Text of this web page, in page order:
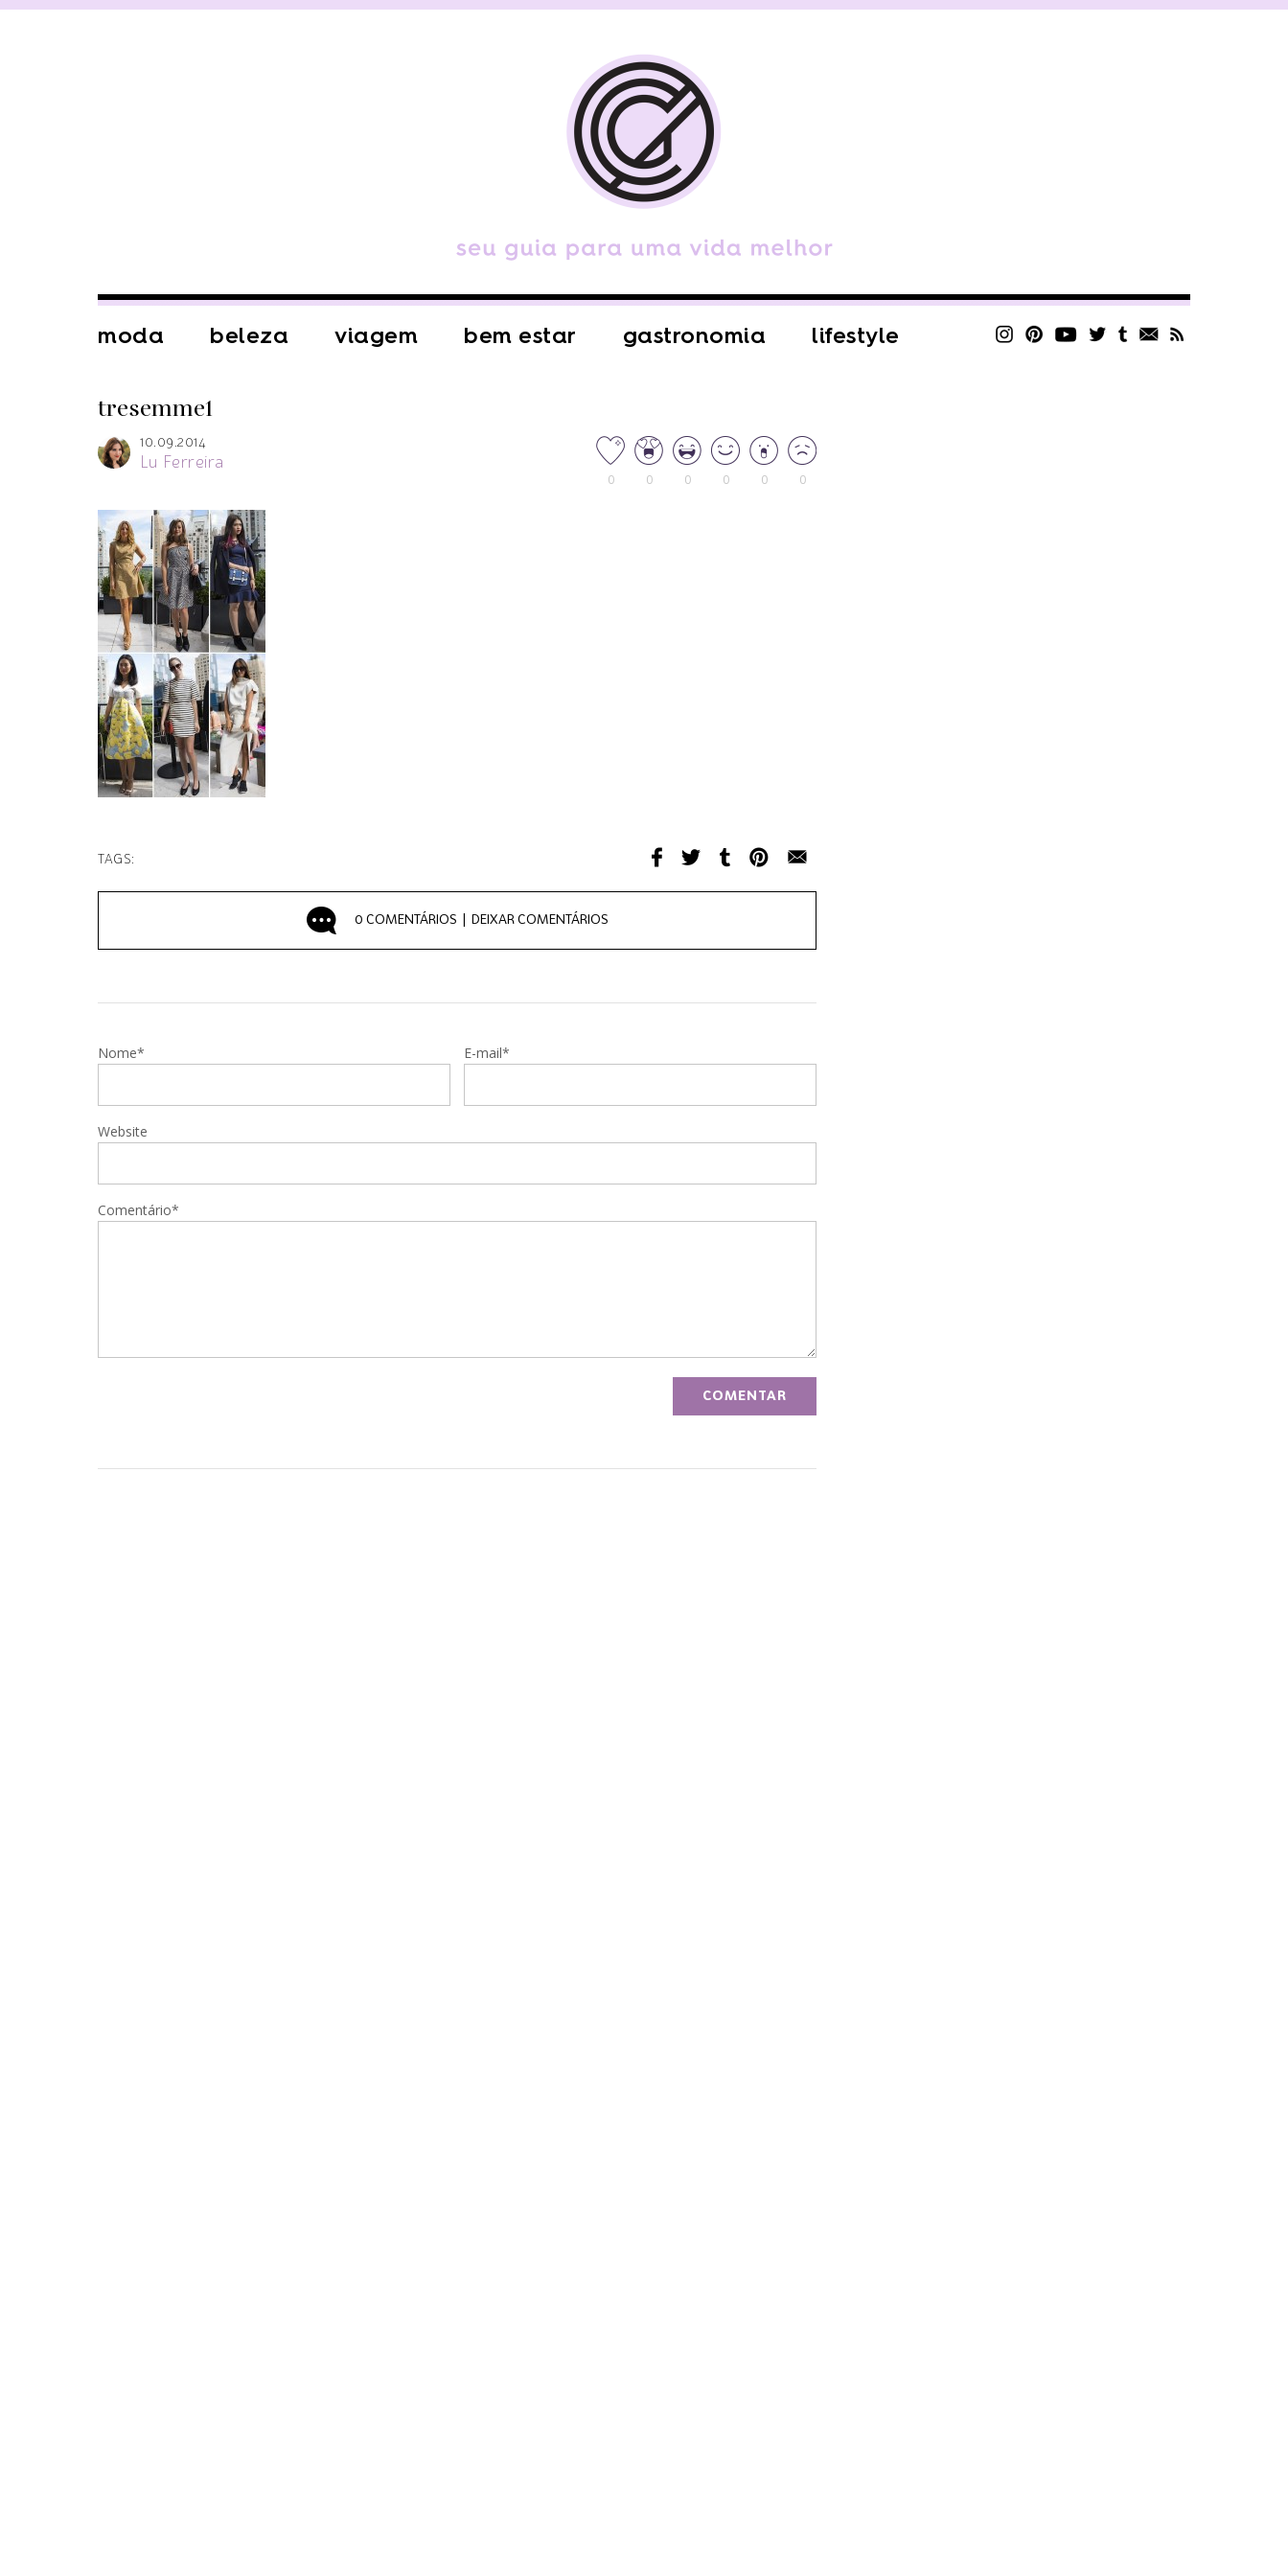
moda beleza viagem bem estar gastronomia lifestyle
tresemme1
10.09.2014
Lu Ferreira
0 0 0 0 0 0
TAGS:
0 COMENTÁRIOS | DEIXAR COMENTÁRIOS
Nome* E-mail*
Website
Comentário*